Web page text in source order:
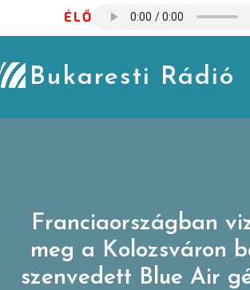
ÉLŐ
Bukaresti Rádió
Franciaországban
meg a Kolozsváron
szenvedett Blue Air